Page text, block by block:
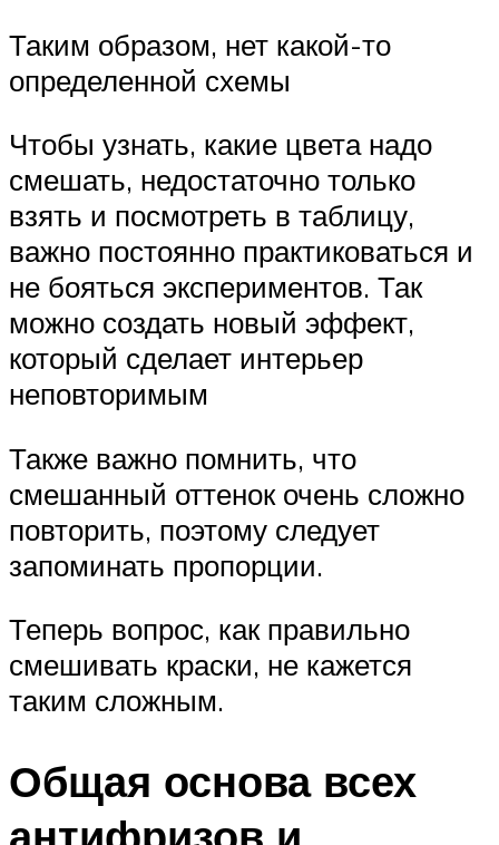
Таким образом, нет какой-то
определенной схемы
Чтобы узнать, какие цвета надо
смешать, недостаточно только
взять и посмотреть в таблицу,
важно постоянно практиковаться и
не бояться экспериментов. Так
можно создать новый эффект,
который сделает интерьер
неповторимым
Также важно помнить, что
смешанный оттенок очень сложно
повторить, поэтому следует
запоминать пропорции.
Теперь вопрос, как правильно
смешивать краски, не кажется
таким сложным.
Общая основа всех